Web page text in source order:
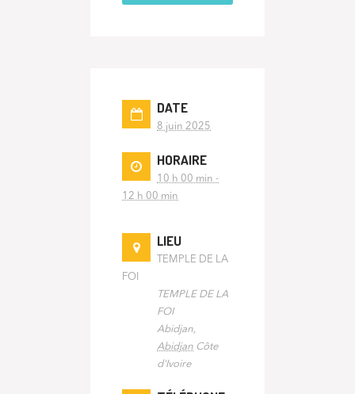
DATE
8 juin 2025
HORAIRE
10 h 00 min -
12 h 00 min
LIEU
TEMPLE DE LA
FOI
TEMPLE DE LA
FOI
Abidjan
Abidjan Côte
d'Ivoire